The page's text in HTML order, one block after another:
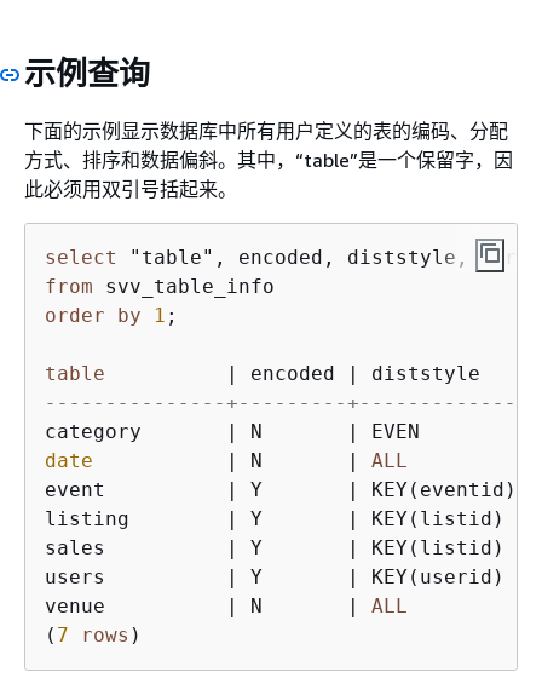
示例查询
下面的示例显示数据库中所有用户定义的表的编码、分配
方式、排序和数据偏斜。其中，“table”是一个保留字，因
此必须用双引号括起来。
select
from
order
by 1 ;
table | encoded |
---------------+---------
category
| N |
date
| N |
ALL
event
| Y |
listing
| Y |
sales
| Y |
users
| Y |
venue
| N |
ALL
( 7 rows )